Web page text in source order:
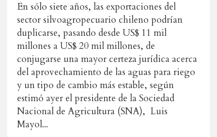
En sólo siete años, las exportaciones del
sector silvoagropecuario chileno podrían
duplicarse, pasando desde US$ 11 mil
millones a US$ 20 mil millones, de
conjugarse una mayor certeza jurídica acerca
del aprovechamiento de las aguas para riego
y un tipo de cambio más estable, según
estimó ayer el presidente de la Sociedad
Nacional de Agricultura (SNA), Luis
Mayol...